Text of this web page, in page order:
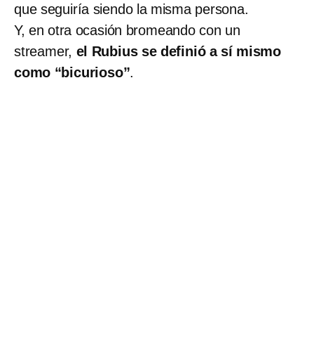
que seguiría siendo la misma persona.
Y, en otra ocasión bromeando con un
streamer, el Rubius se definió a sí mismo
como “bicurioso”.